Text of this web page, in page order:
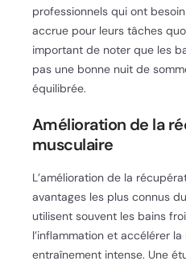
professionnels qui ont
accrue pour leurs tâches
important de noter que les
pas une bonne nuit de
équilibrée.
Amélioration de la
musculaire
L’amélioration de la
avantages les plus connus
utilisent souvent les bains
l’inflammation et accélérer
entraînement intense. Une